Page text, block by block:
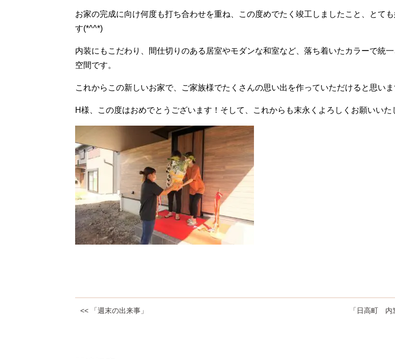
お家の完成に向け何度も打ち合わせを重ね、この度めでたく竣工しましたこと、とても
す(*^^*)
内装にもこだわり、間仕切りのある居室やモダンな和室など、落ち着いたカラーで統
空間です。
これからこの新しいお家で、ご家族様でたくさんの思い出を作っていただけると思いま
H様、この度はおめでとうございます！そして、これからも末永くよろしくお願いいた
<< 「週末の出来事」 「日高町 内